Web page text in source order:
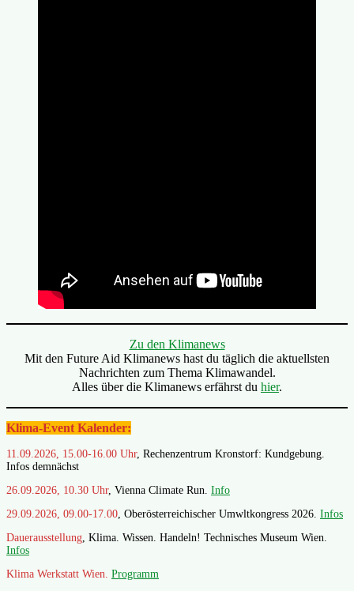
Zu den Klimanews
Mit den Future Aid Klimanews hast du täglich die aktuellsten
Nachrichten zum Thema Klimawandel.
Alles über die Klimanews erfährst du hier.
Klima-Event Kalender:
11.09.2026, 15.00-16.00 Uhr, Rechenzentrum Kronstorf: Kundgebung.
Infos demnächst
26.09.2026, 10.30 Uhr, Vienna Climate Run. Info
29.09.2026, 09.00-17.00, Oberösterreichischer Umwltkongress 2026. Infos
Dauerausstellung, Klima. Wissen. Handeln! Technisches Museum Wien.
Infos
Klima Werkstatt Wien. Programm